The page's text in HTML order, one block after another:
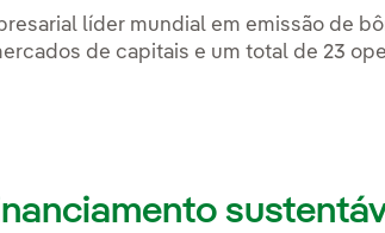
líder mundial em emissão de
de capitais e um total de 23